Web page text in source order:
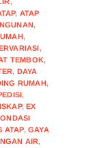
, ATAP
,
,
,
TEMBOK,
, DAYA
RUMAH,
,
,EX
ATAP,GAYA
AIR,